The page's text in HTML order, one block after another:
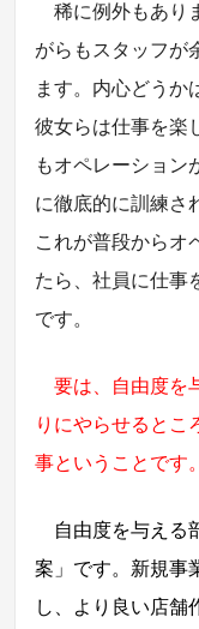
稀に例外もあり
がらもスタッフが
ます。内心どうか
彼女らは仕事を楽
もオペレーション
に徹底的に訓練さ
これが普段からオ
たら、社員に仕事
です。
要は、自由度を
りにやらせるとこ
事ということです。
自由度を与える
案」です。新規事
し、より良い店舗